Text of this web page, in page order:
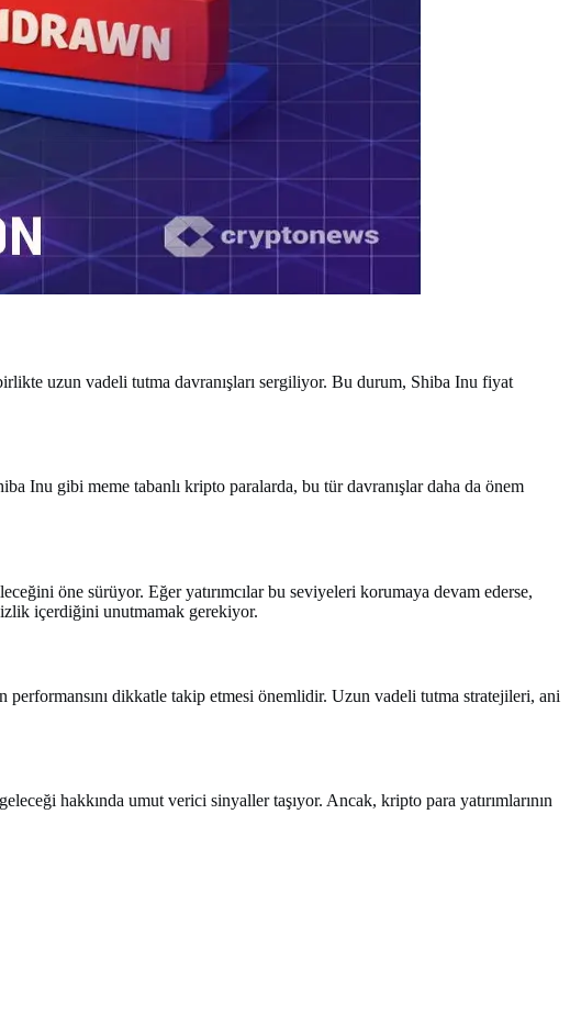
uzun vadeli tutma davranışları sergiliyor. Bu durum, Shiba Inu fiyat
Inu gibi meme tabanlı kripto paralarda, bu tür davranışlar daha da önem
öne sürüyor. Eğer yatırımcılar bu seviyeleri korumaya devam ederse,
içerdiğini unutmamak gerekiyor.
performansını dikkatle takip etmesi önemlidir. Uzun vadeli tutma stratejileri, ani
hakkında umut verici sinyaller taşıyor. Ancak, kripto para yatırımlarının